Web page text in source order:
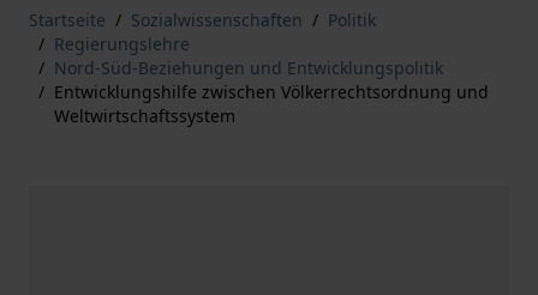
Startseite / Sozialwissenschaften / Politik
/ Regierungslehre
/ Nord-Süd-Beziehungen und Entwicklungspolitik
/ Entwicklungshilfe zwischen Völkerrechtsordnung und
Weltwirtschaftssystem